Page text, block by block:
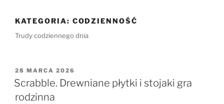
KATEGORIA: CODZIENNOŚĆ
Trudy codziennego dnia
OPUBLIKOWANE
W
28 MARCA 2026
Scrabble. Drewniane płytki i stojaki gra
rodzinna